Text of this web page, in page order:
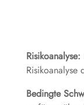
Risikoanalyse:
Risikoanalyse
Bedingte